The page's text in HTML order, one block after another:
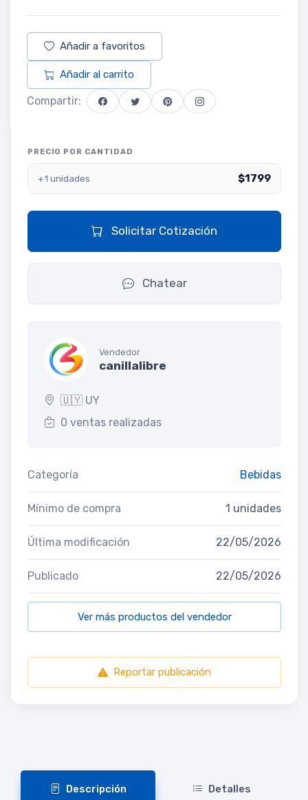
Añadir a favoritos
Añadir al carrito
Compartir:
PRECIO POR CANTIDAD
+1 unidades $1799
Solicitar Cotización
Chatear
Vendedor
canillalibre
🇺🇾 UY
0 ventas realizadas
Categoría Bebidas
Mínimo de compra 1 unidades
Última modificación 22/05/2026
Publicado 22/05/2026
Ver más productos del vendedor
Reportar publicación
Descripción Detalles